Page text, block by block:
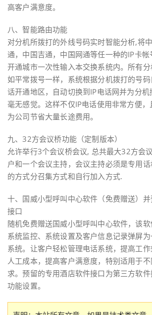
高客户满意度。
八、智能路由功能
对分机所拨打的外线号码实时智能分析,将
通，中国吉通，中国网通等任一种的IP卡帐
开通城市一次性输入本交换系统内。所有
如平常拨号一样，系统根据分机拨打的号
话开通地区，自动切换到IP电话网并为分
毫无感觉。这样不仅IP电话使用非常方便
为公司节省大量长途费用。
九、32方会议桥功能（定制版本）
允许举行3个会议桥会议, 总共最大32方会
户和一个会议主持，会议主持必须是专用
的方式分召集方式和自行加入方式.
十、国威小型呼叫中心软件（免费赠送）
接口
随机免费赠送国威小型呼叫中心软件，该软
系统监控、系统设置及客户信息记录弹屏
系统。让客户轻松管理电话系统，提高工
人工成本，提高客户满意度，特别适用于
求。预留的专用酒店软件接口为第三方软
功能设置。